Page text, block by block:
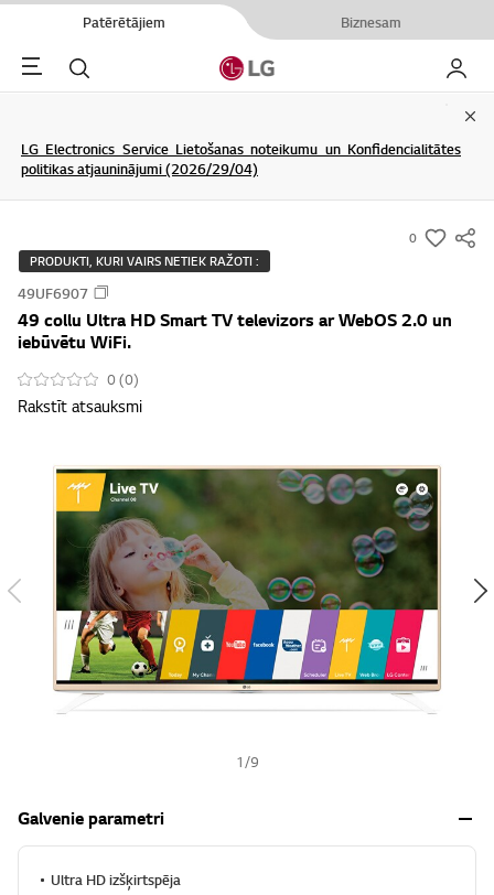
Patērētājiem Biznesam
Menu Meklēt Mans
LG Electronics Service Lietošanas noteikumu un Konfidencialitātes
politikas atjauninājumi (2026/29/04)
0
s
m
w
PRODUKTI, KURI VAIRS NETIEK RAŽOTI :
49UF6907
49 collu Ultra HD Smart TV televizors ar WebOS 2.0 un
iebūvētu WiFi.
0 (0)
Rakstīt atsauksmi
1/9
Galvenie parametri
Ultra HD izšķirtspēja